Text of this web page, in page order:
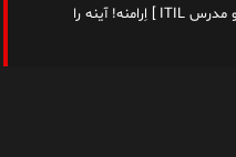
هادی احمدی (سروش): [ نویسنده، شاعر و مدرس ITIL ] اِرامنه! آینه را